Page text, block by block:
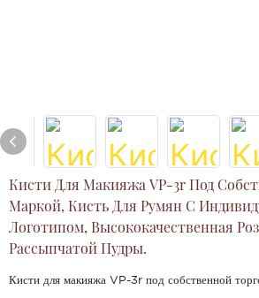
Кисти Для Макияжа VP-3r Под
Маркой, Кисть Для Румян С
Логотипом, Высококачественная
Рассыпчатой ​​пудры.
Кисти для макияжа VP-3r под собственной